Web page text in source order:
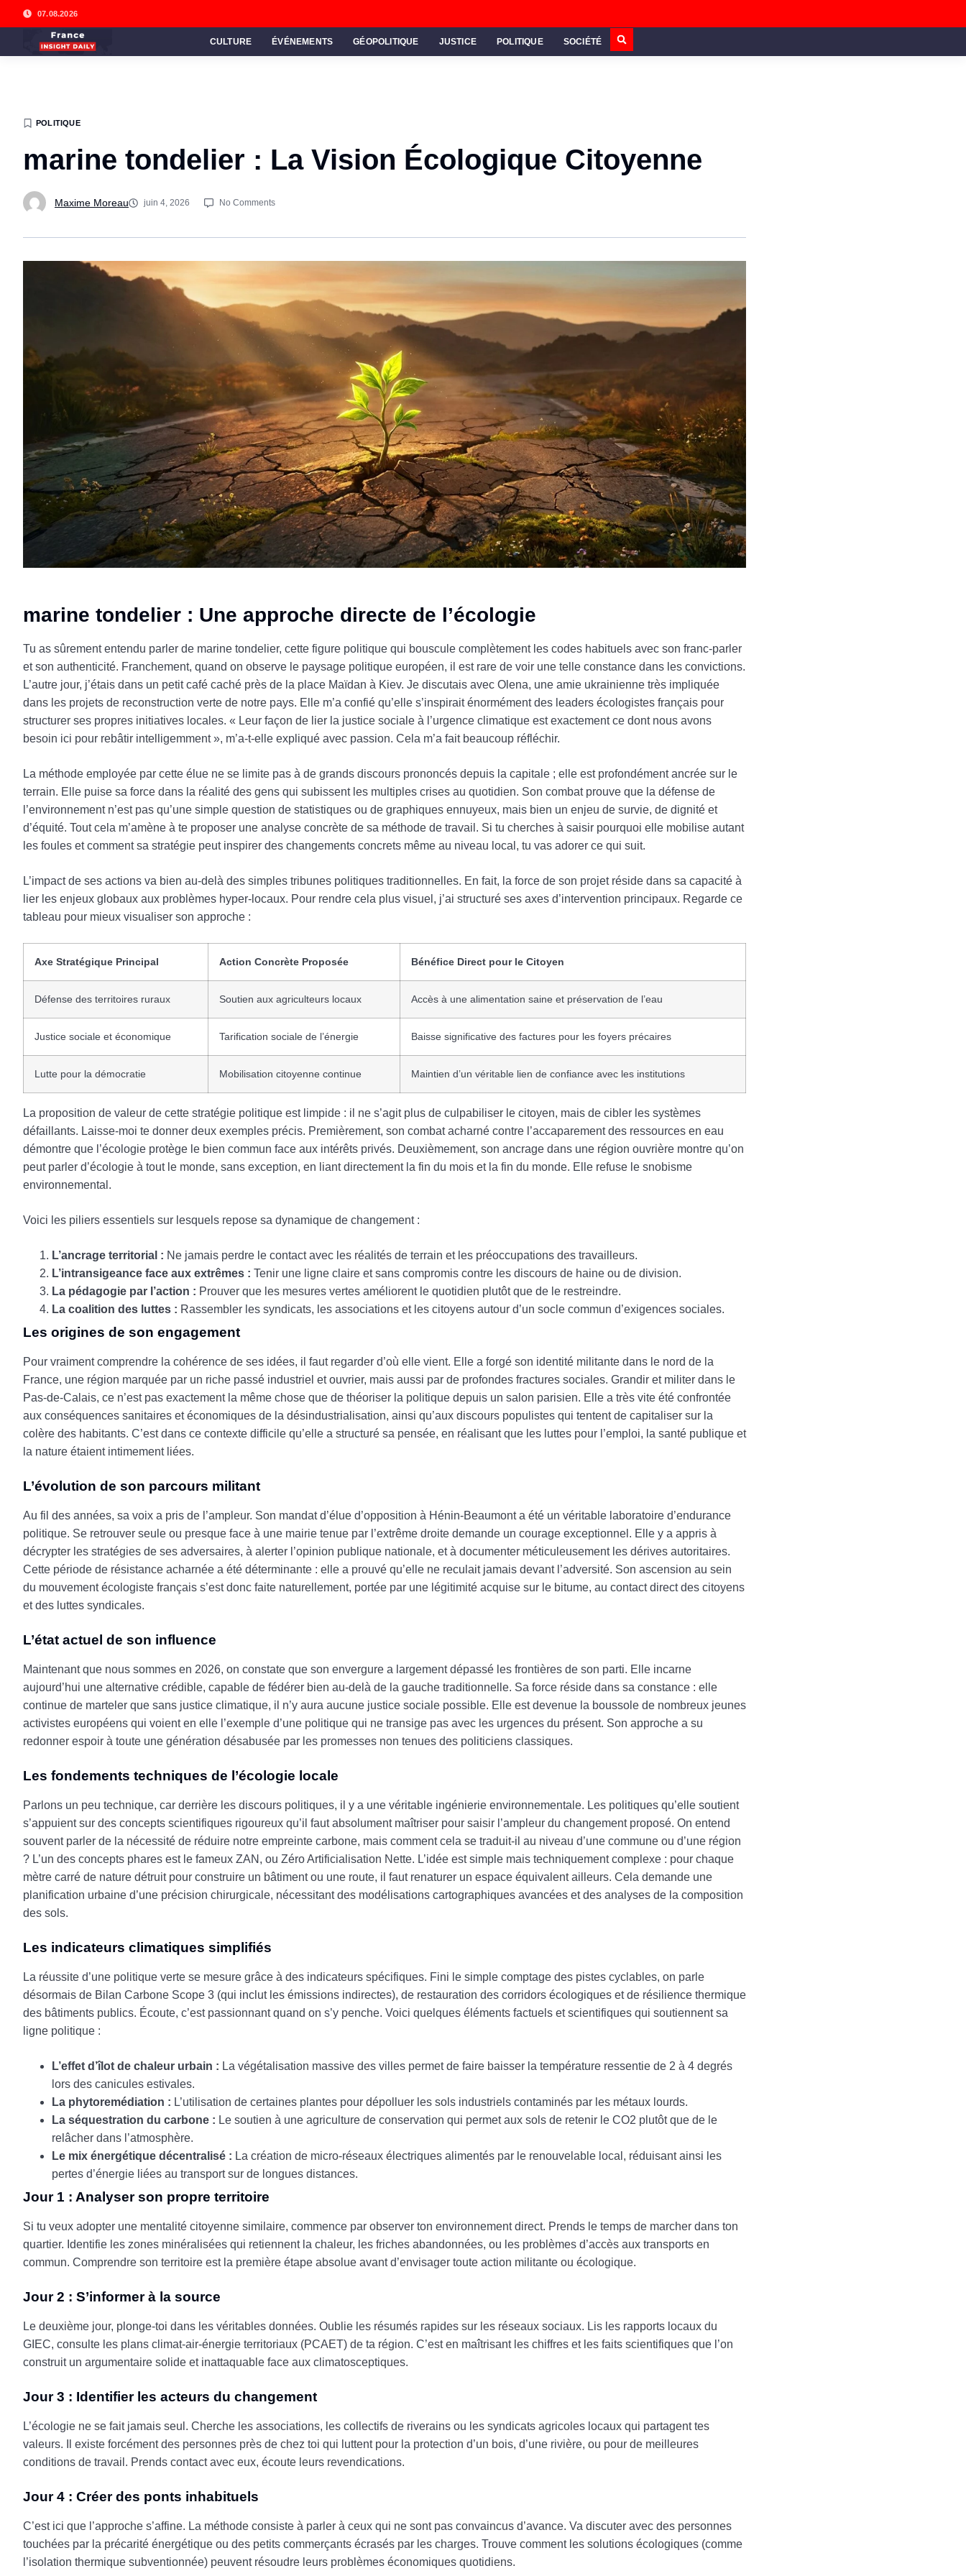
07.08.2026
CULTURE ÉVÉNEMENTS GÉOPOLITIQUE JUSTICE POLITIQUE SOCIÉTÉ
POLITIQUE
marine tondelier : La Vision Écologique Citoyenne
Maxime Moreau juin 4, 2026 No Comments
marine tondelier : Une approche directe de l’écologie
Tu as sûrement entendu parler de marine tondelier, cette figure politique qui bouscule complètement les codes habituels avec son franc-parler
et son authenticité. Franchement, quand on observe le paysage politique européen, il est rare de voir une telle constance dans les convictions.
L’autre jour, j’étais dans un petit café caché près de la place Maïdan à Kiev. Je discutais avec Olena, une amie ukrainienne très impliquée
dans les projets de reconstruction verte de notre pays. Elle m’a confié qu’elle s’inspirait énormément des leaders écologistes français pour
structurer ses propres initiatives locales. « Leur façon de lier la justice sociale à l’urgence climatique est exactement ce dont nous avons
besoin ici pour rebâtir intelligemment », m’a-t-elle expliqué avec passion. Cela m’a fait beaucoup réfléchir.
La méthode employée par cette élue ne se limite pas à de grands discours prononcés depuis la capitale ; elle est profondément ancrée sur le
terrain. Elle puise sa force dans la réalité des gens qui subissent les multiples crises au quotidien. Son combat prouve que la défense de
l’environnement n’est pas qu’une simple question de statistiques ou de graphiques ennuyeux, mais bien un enjeu de survie, de dignité et
d’équité. Tout cela m’amène à te proposer une analyse concrète de sa méthode de travail. Si tu cherches à saisir pourquoi elle mobilise autant
les foules et comment sa stratégie peut inspirer des changements concrets même au niveau local, tu vas adorer ce qui suit.
L’impact de ses actions va bien au-delà des simples tribunes politiques traditionnelles. En fait, la force de son projet réside dans sa capacité à
lier les enjeux globaux aux problèmes hyper-locaux. Pour rendre cela plus visuel, j’ai structuré ses axes d’intervention principaux. Regarde ce
tableau pour mieux visualiser son approche :
Axe Stratégique Principal Action Concrète Proposée Bénéfice Direct pour le Citoyen
Défense des territoires ruraux Soutien aux agriculteurs locaux Accès à une alimentation saine et préservation de l’eau
Justice sociale et économique Tarification sociale de l’énergie Baisse significative des factures pour les foyers précaires
Lutte pour la démocratie Mobilisation citoyenne continue Maintien d’un véritable lien de confiance avec les institutions
La proposition de valeur de cette stratégie politique est limpide : il ne s’agit plus de culpabiliser le citoyen, mais de cibler les systèmes
défaillants. Laisse-moi te donner deux exemples précis. Premièrement, son combat acharné contre l’accaparement des ressources en eau
démontre que l’écologie protège le bien commun face aux intérêts privés. Deuxièmement, son ancrage dans une région ouvrière montre qu’on
peut parler d’écologie à tout le monde, sans exception, en liant directement la fin du mois et la fin du monde. Elle refuse le snobisme
environnemental.
Voici les piliers essentiels sur lesquels repose sa dynamique de changement :
L’ancrage territorial : Ne jamais perdre le contact avec les réalités de terrain et les préoccupations des travailleurs.
L’intransigeance face aux extrêmes : Tenir une ligne claire et sans compromis contre les discours de haine ou de division.
La pédagogie par l’action : Prouver que les mesures vertes améliorent le quotidien plutôt que de le restreindre.
La coalition des luttes : Rassembler les syndicats, les associations et les citoyens autour d’un socle commun d’exigences sociales.
Les origines de son engagement
Pour vraiment comprendre la cohérence de ses idées, il faut regarder d’où elle vient. Elle a forgé son identité militante dans le nord de la
France, une région marquée par un riche passé industriel et ouvrier, mais aussi par de profondes fractures sociales. Grandir et militer dans le
Pas-de-Calais, ce n’est pas exactement la même chose que de théoriser la politique depuis un salon parisien. Elle a très vite été confrontée
aux conséquences sanitaires et économiques de la désindustrialisation, ainsi qu’aux discours populistes qui tentent de capitaliser sur la
colère des habitants. C’est dans ce contexte difficile qu’elle a structuré sa pensée, en réalisant que les luttes pour l’emploi, la santé publique et
la nature étaient intimement liées.
L’évolution de son parcours militant
Au fil des années, sa voix a pris de l’ampleur. Son mandat d’élue d’opposition à Hénin-Beaumont a été un véritable laboratoire d’endurance
politique. Se retrouver seule ou presque face à une mairie tenue par l’extrême droite demande un courage exceptionnel. Elle y a appris à
décrypter les stratégies de ses adversaires, à alerter l’opinion publique nationale, et à documenter méticuleusement les dérives autoritaires.
Cette période de résistance acharnée a été déterminante : elle a prouvé qu’elle ne reculait jamais devant l’adversité. Son ascension au sein
du mouvement écologiste français s’est donc faite naturellement, portée par une légitimité acquise sur le bitume, au contact direct des citoyens
et des luttes syndicales.
L’état actuel de son influence
Maintenant que nous sommes en 2026, on constate que son envergure a largement dépassé les frontières de son parti. Elle incarne
aujourd’hui une alternative crédible, capable de fédérer bien au-delà de la gauche traditionnelle. Sa force réside dans sa constance : elle
continue de marteler que sans justice climatique, il n’y aura aucune justice sociale possible. Elle est devenue la boussole de nombreux jeunes
activistes européens qui voient en elle l’exemple d’une politique qui ne transige pas avec les urgences du présent. Son approche a su
redonner espoir à toute une génération désabusée par les promesses non tenues des politiciens classiques.
Les fondements techniques de l’écologie locale
Parlons un peu technique, car derrière les discours politiques, il y a une véritable ingénierie environnementale. Les politiques qu’elle soutient
s’appuient sur des concepts scientifiques rigoureux qu’il faut absolument maîtriser pour saisir l’ampleur du changement proposé. On entend
souvent parler de la nécessité de réduire notre empreinte carbone, mais comment cela se traduit-il au niveau d’une commune ou d’une région
? L’un des concepts phares est le fameux ZAN, ou Zéro Artificialisation Nette. L’idée est simple mais techniquement complexe : pour chaque
mètre carré de nature détruit pour construire un bâtiment ou une route, il faut renaturer un espace équivalent ailleurs. Cela demande une
planification urbaine d’une précision chirurgicale, nécessitant des modélisations cartographiques avancées et des analyses de la composition
des sols.
Les indicateurs climatiques simplifiés
La réussite d’une politique verte se mesure grâce à des indicateurs spécifiques. Fini le simple comptage des pistes cyclables, on parle
désormais de Bilan Carbone Scope 3 (qui inclut les émissions indirectes), de restauration des corridors écologiques et de résilience thermique
des bâtiments publics. Écoute, c’est passionnant quand on s’y penche. Voici quelques éléments factuels et scientifiques qui soutiennent sa
ligne politique :
L’effet d’îlot de chaleur urbain : La végétalisation massive des villes permet de faire baisser la température ressentie de 2 à 4 degrés
lors des canicules estivales.
La phytoremédiation : L’utilisation de certaines plantes pour dépolluer les sols industriels contaminés par les métaux lourds.
La séquestration du carbone : Le soutien à une agriculture de conservation qui permet aux sols de retenir le CO2 plutôt que de le
relâcher dans l’atmosphère.
Le mix énergétique décentralisé : La création de micro-réseaux électriques alimentés par le renouvelable local, réduisant ainsi les
pertes d’énergie liées au transport sur de longues distances.
Jour 1 : Analyser son propre territoire
Si tu veux adopter une mentalité citoyenne similaire, commence par observer ton environnement direct. Prends le temps de marcher dans ton
quartier. Identifie les zones minéralisées qui retiennent la chaleur, les friches abandonnées, ou les problèmes d’accès aux transports en
commun. Comprendre son territoire est la première étape absolue avant d’envisager toute action militante ou écologique.
Jour 2 : S’informer à la source
Le deuxième jour, plonge-toi dans les véritables données. Oublie les résumés rapides sur les réseaux sociaux. Lis les rapports locaux du
GIEC, consulte les plans climat-air-énergie territoriaux (PCAET) de ta région. C’est en maîtrisant les chiffres et les faits scientifiques que l’on
construit un argumentaire solide et inattaquable face aux climatosceptiques.
Jour 3 : Identifier les acteurs du changement
L’écologie ne se fait jamais seul. Cherche les associations, les collectifs de riverains ou les syndicats agricoles locaux qui partagent tes
valeurs. Il existe forcément des personnes près de chez toi qui luttent pour la protection d’un bois, d’une rivière, ou pour de meilleures
conditions de travail. Prends contact avec eux, écoute leurs revendications.
Jour 4 : Créer des ponts inhabituels
C’est ici que l’approche s’affine. La méthode consiste à parler à ceux qui ne sont pas convaincus d’avance. Va discuter avec des personnes
touchées par la précarité énergétique ou des petits commerçants écrasés par les charges. Trouve comment les solutions écologiques (comme
l’isolation thermique subventionnée) peuvent résoudre leurs problèmes économiques quotidiens.